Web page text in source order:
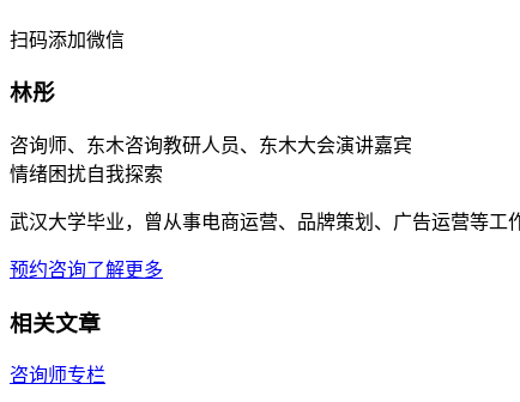
扫码添加微信
林彤
咨询师、东木咨询教研人员、东木大会演讲嘉宾
情绪困扰自我探索
武汉大学毕业，曾从事电商运营、品牌策划、广告运营等工
预约咨询了解更多
相关文章
咨询师专栏